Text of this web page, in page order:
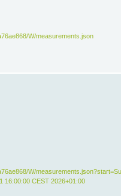
W/measurements.json
W/
16:00:00 CEST 2026+01:00